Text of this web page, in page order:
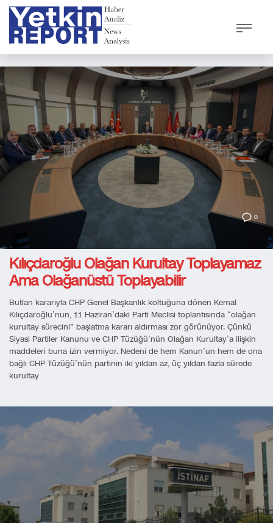
0
Kılıçdaroğlu Olağan Kurultay Toplayamaz
Ama Olağanüstü Toplayabilir
Butlan kararıyla CHP Genel Başkanlık koltuğuna dönen Kemal
Kılıçdaroğlu’nun, 11 Haziran’daki Parti Meclisi toplantısında “olağan
kurultay sürecini” başlatma kararı aldırması zor görünüyor. Çünkü
Siyasi Partiler Kanunu ve CHP Tüzüğü’nün Olağan Kurultay’a ilişkin
maddeleri buna izin vermiyor. Nedeni de hem Kanun’un hem de ona
bağlı CHP Tüzüğü’nün partinin iki yıldan az, üç yıldan fazla sürede
kurultay